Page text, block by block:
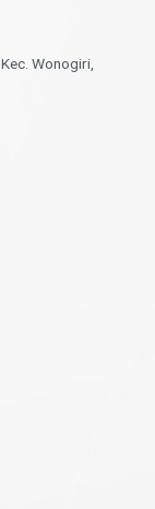
Wonogiri,